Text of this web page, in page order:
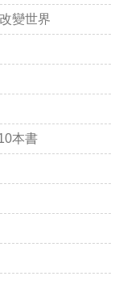
變世界
本書